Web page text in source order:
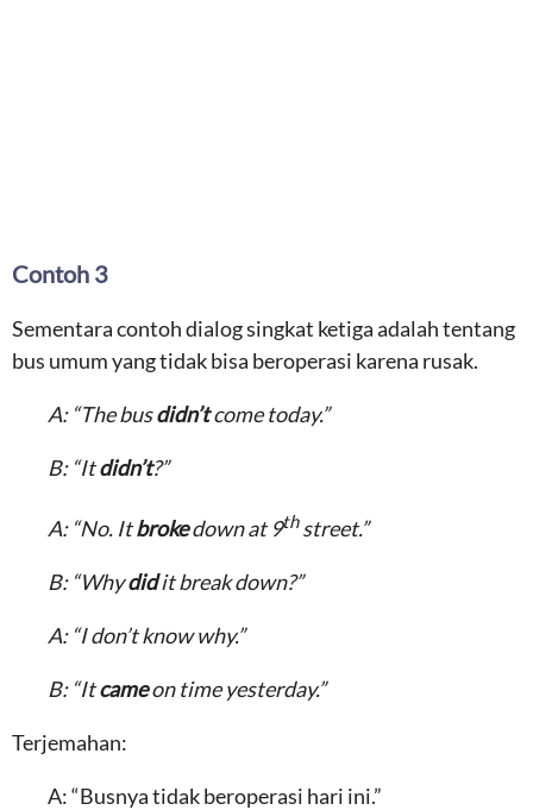
Contoh 3
Sementara contoh dialog singkat ketiga adalah tentang
bus umum yang tidak bisa beroperasi karena rusak.
A: “The busdidn’tcome today.”
B: “Itdidn’t?”
A: “No. Itbrokedown at 9thstreet.”
B: “Whydidit break down?”
A: “I don’t know why.”
B: “Itcameon time yesterday.”
Terjemahan:
A: “Busnya tidak beroperasi hari ini.”